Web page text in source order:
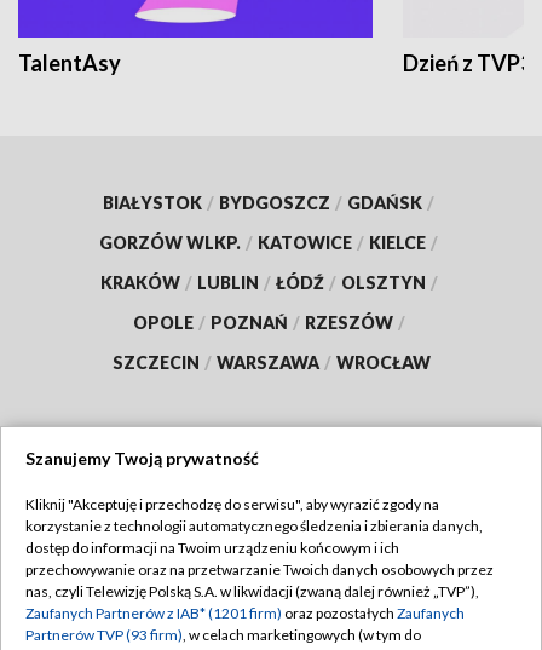
TalentAsy Dzień z TVP3
BIAŁYSTOK / BYDGOSZCZ / GDAŃSK /
GORZÓW WLKP. / KATOWICE / KIELCE /
KRAKÓW / LUBLIN / ŁÓDŹ / OLSZTYN /
OPOLE / POZNAŃ / RZESZÓW /
SZCZECIN / WARSZAWA / WROCŁAW
TVP
Abonament TVP
Emisja w TVP
Regulamin TVP
Polityka prywatności
Szanujemy Twoją prywatność
Kliknij "Akceptuję i przechodzę do serwisu", aby wyrazić zgody na
korzystanie z technologii automatycznego śledzenia i zbierania danych,
dostęp do informacji na Twoim urządzeniu końcowym i ich
przechowywanie oraz na przetwarzanie Twoich danych osobowych przez
nas, czyli Telewizję Polską S.A. w likwidacji (zwaną dalej również „TVP”),
Zaufanych Partnerów z IAB* (1201 firm) oraz pozostałych Zaufanych
Partnerów TVP (93 firm), w celach marketingowych (w tym do